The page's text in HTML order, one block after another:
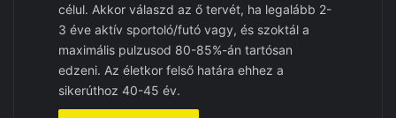
célul. Akkor válaszd az ő tervét, ha legalább 2-
3 éve aktív sportoló/futó vagy, és szoktál a
maximális pulzusod 80-85%-án tartósan
edzeni. Az életkor felső határa ehhez a
sikerúthoz 40-45 év.